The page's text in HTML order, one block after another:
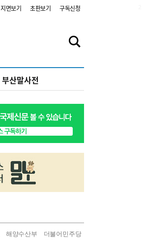
지면보기 초판보기 구독신청
부산말사전
해양수산부
더불어민주당